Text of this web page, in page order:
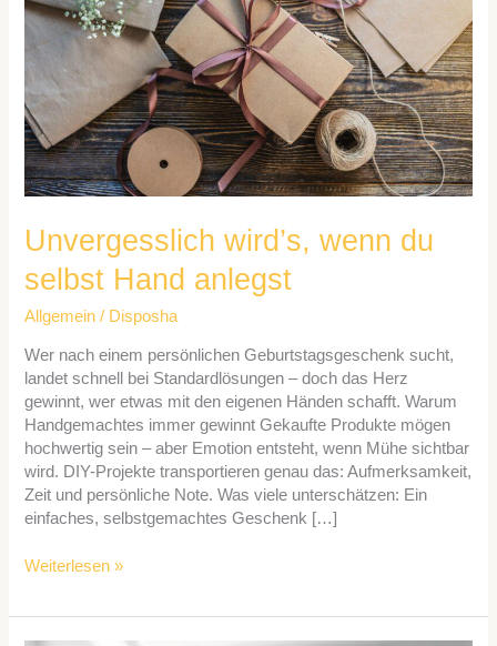
Unvergesslich wird’s, wenn du
selbst Hand anlegst
Allgemein / Disposha
Wer nach einem persönlichen Geburtstagsgeschenk sucht,
landet schnell bei Standardlösungen – doch das Herz
gewinnt, wer etwas mit den eigenen Händen schafft. Warum
Handgemachtes immer gewinnt Gekaufte Produkte mögen
hochwertig sein – aber Emotion entsteht, wenn Mühe sichtbar
wird. DIY-Projekte transportieren genau das: Aufmerksamkeit,
Zeit und persönliche Note. Was viele unterschätzen: Ein
einfaches, selbstgemachtes Geschenk […]
Hand
anlegst
Weiterlesen »